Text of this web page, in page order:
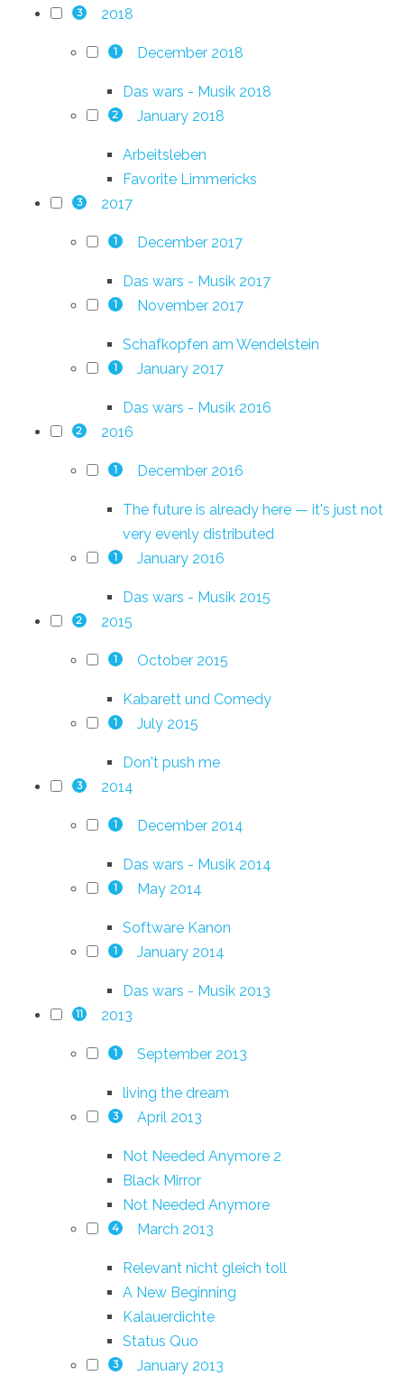
3 2018
1 December 2018
Das wars - Musik 2018
2 January 2018
Arbeitsleben
Favorite Limmericks
3 2017
1 December 2017
Das wars - Musik 2017
1 November 2017
Schafkopfen am Wendelstein
1 January 2017
Das wars - Musik 2016
2 2016
1 December 2016
The future is already here — it's just not
very evenly distributed
1 January 2016
Das wars - Musik 2015
2 2015
1 October 2015
Kabarett und Comedy
1 July 2015
Don't push me
3 2014
1 December 2014
Das wars - Musik 2014
1 May 2014
Software Kanon
1 January 2014
Das wars - Musik 2013
11 2013
1 September 2013
living the dream
3 April 2013
Not Needed Anymore 2
Black Mirror
Not Needed Anymore
4 March 2013
Relevant nicht gleich toll
A New Beginning
Kalauerdichte
Status Quo
3 January 2013